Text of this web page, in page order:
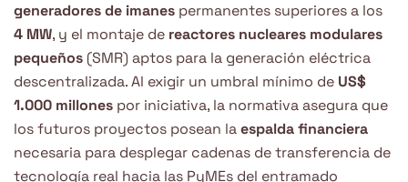
generadores de imanes permanentes superiores a los
4 MW, y el montaje de reactores nucleares modulares
pequeños (SMR) aptos para la generación eléctrica
descentralizada. Al exigir un umbral mínimo de US$
1.000 millones por iniciativa, la normativa asegura que
los futuros proyectos posean laespalda financiera
necesaria para desplegar cadenas de transferencia de
tecnología real hacia las PyMEs del entramado